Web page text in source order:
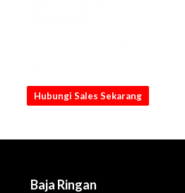
Hubungi Sales Sekarang
Baja Ringan